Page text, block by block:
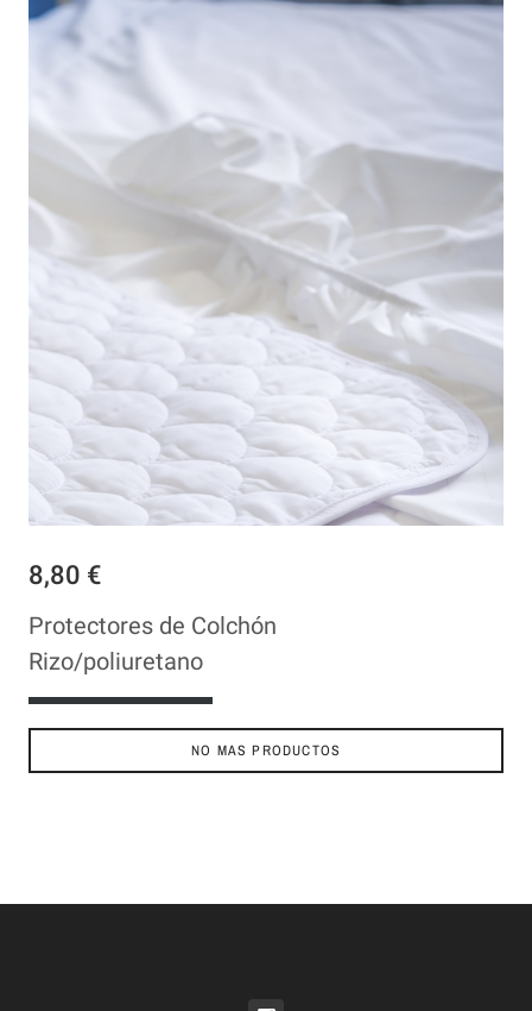
8,80 €
Protectores de Colchón
Rizo/poliuretano
NO MAS PRODUCTOS